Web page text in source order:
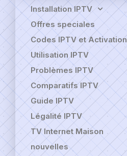
Installation IPTV
Offres speciales
Codes IPTV et Activation
Utilisation IPTV
Problèmes IPTV
Comparatifs IPTV
Guide IPTV
Légalité IPTV
TV Internet Maison
nouvelles